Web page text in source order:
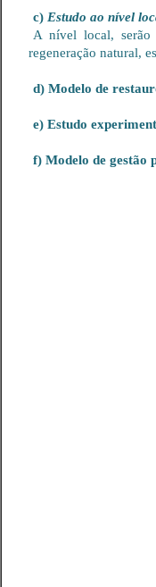
c) Estudo ao nível
A nível local, serão
regeneração natural,
d) Modelo de
e) Estudo
f) Modelo de gestão